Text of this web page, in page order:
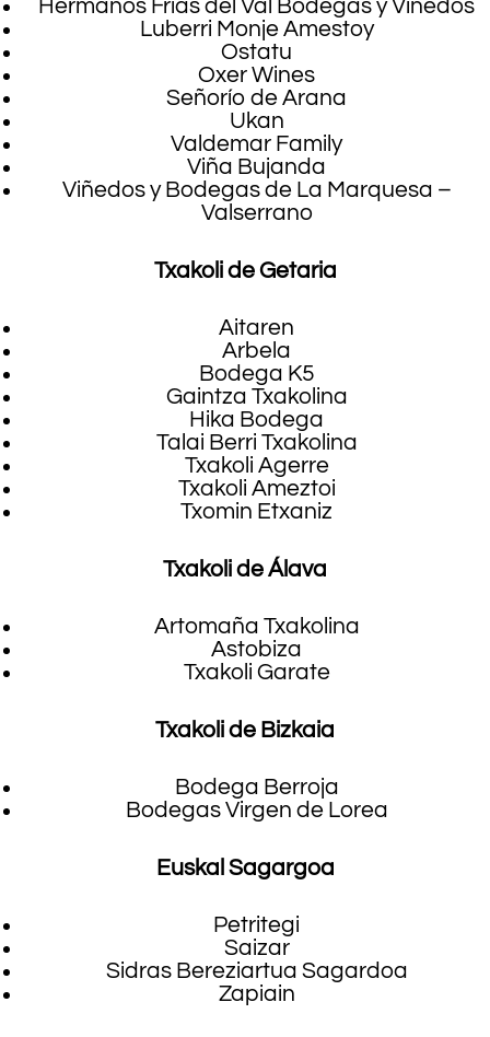
Hermanos Frías del Val Bodegas y Viñedos
Luberri Monje Amestoy
Ostatu
Oxer Wines
Señorío de Arana
Ukan
Valdemar Family
Viña Bujanda
Viñedos y Bodegas de La Marquesa –
Valserrano
Txakoli de Getaria
Aitaren
Arbela
Bodega K5
Gaintza Txakolina
Hika Bodega
Talai Berri Txakolina
Txakoli Agerre
Txakoli Ameztoi
Txomin Etxaniz
Txakoli de Álava
Artomaña Txakolina
Astobiza
Txakoli Garate
Txakoli de Bizkaia
Bodega Berroja
Bodegas Virgen de Lorea
Euskal Sagargoa
Petritegi
Saizar
Sidras Bereziartua Sagardoa
Zapiain